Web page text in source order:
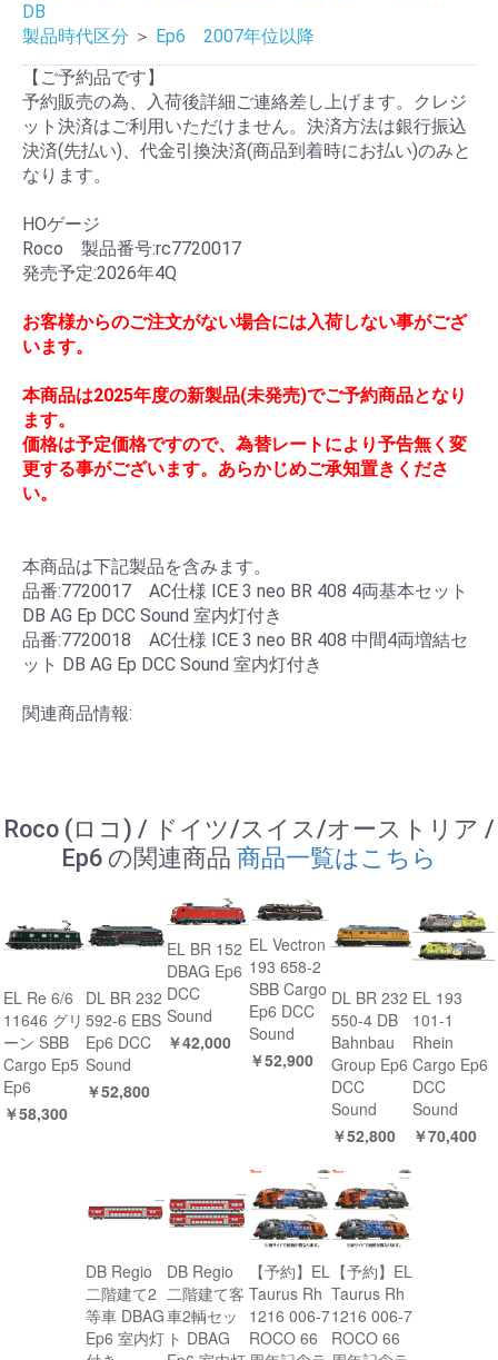
DB
製品時代区分 ＞ Ep6 2007年位以降
【ご予約品です】
予約販売の為、入荷後詳細ご連絡差し上げます。クレジ
ット決済はご利用いただけません。決済方法は銀行振込
決済(先払い)、代金引換決済(商品到着時にお払い)のみと
なります。
HOゲージ
Roco 製品番号:rc7720017
発売予定:2026年4Q
お客様からのご注文がない場合には入荷しない事がござ
います。
本商品は2025年度の新製品(未発売)でご予約商品となり
ます。
価格は予定価格ですので、為替レートにより予告無く変
更する事がございます。あらかじめご承知置きくださ
い。
本商品は下記製品を含みます。
品番:7720017 AC仕様 ICE 3 neo BR 408 4両基本セット
DB AG Ep DCC Sound 室内灯付き
品番:7720018 AC仕様 ICE 3 neo BR 408 中間4両増結セ
ット DB AG Ep DCC Sound 室内灯付き
関連商品情報:
Roco (ロコ) / ドイツ/スイス/オーストリア /
Ep6 の関連商品 商品一覧はこちら
EL Re 6/6
11646 グリ
ーン SBB
Cargo Ep5
Ep6
￥58,300
DL BR 232
592-6 EBS
Ep6 DCC
Sound
￥52,800
EL BR 152
DBAG Ep6
DCC
Sound
￥42,000
EL Vectron
193 658-2
SBB Cargo
Ep6 DCC
Sound
￥52,900
DL BR 232
550-4 DB
Bahnbau
Group Ep6
DCC
Sound
￥52,800
EL 193
101-1
Rhein
Cargo Ep6
DCC
Sound
￥70,400
DB Regio
二階建て2
等車 DBAG
Ep6 室内灯
DB Regio
二階建て客
車2輌セッ
ト DBAG
【予約】EL
Taurus Rh
1216 006-7
ROCO 66
【予約】EL
Taurus Rh
1216 006-7
ROCO 66